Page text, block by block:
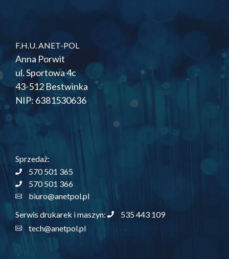
F.H.U. ANET-POL
Anna Porwit
ul. Sportowa 4c
43-512 Bestwinka
NIP: 6381530636
Sprzedaż:
570 501 365
570 501 366
biuro@anetpol.pl
Serwis drukarek i maszyn:
535 443 109
tech@anetpol.pl